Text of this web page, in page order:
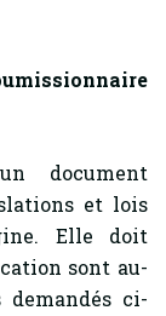
document
et lois
Elle doit
sont au-
demandés ci-